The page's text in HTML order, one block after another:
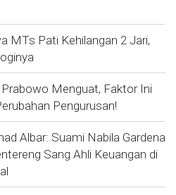
MTs Pati Kehilangan 2 Jari,
Menguat, Faktor Ini
Pengurusan!
Albar: Suami Nabila Gardena
Sang Ahli Keuangan di